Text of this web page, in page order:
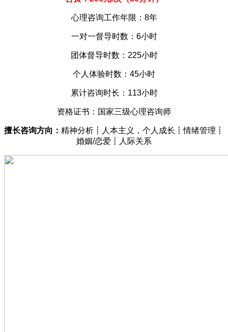
心理咨询工作年限：8年
一对一督导时数：6小时
团体督导时数：225小时
个人体验时数：45小时
累计咨询时长：113小时
资格证书：国家三级心理咨询师
擅长咨询方向： 精神分析┋人本主义， 个人成长┋情绪管理┋
婚姻/恋爱┋人际关系